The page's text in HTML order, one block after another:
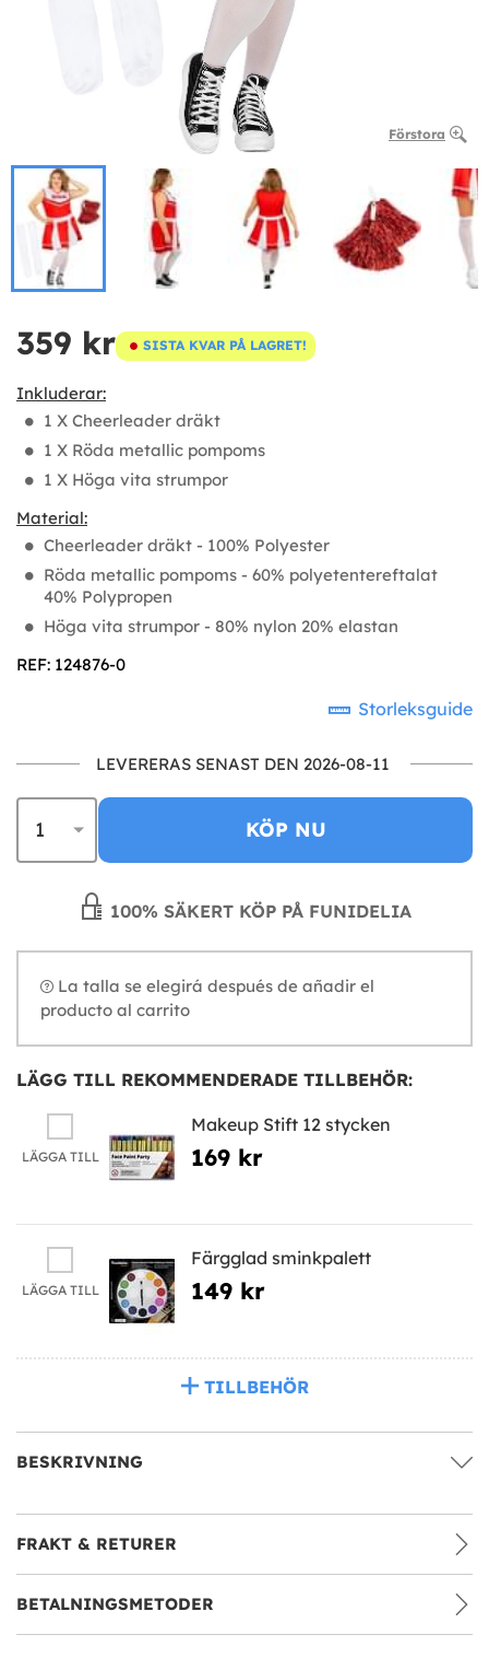
Förstora
359 kr SISTA KVAR PÅ LAGRET!
Inkluderar:
1 X Cheerleader dräkt
1 X Röda metallic pompoms
1 X Höga vita strumpor
Material:
Cheerleader dräkt - 100% Polyester
Röda metallic pompoms - 60% polyetentereftalat
40% Polypropen
Höga vita strumpor - 80% nylon 20% elastan
REF: 124876-0
Storleksguide
LEVERERAS SENAST DEN 2026-08-11
KÖP NU
100% SÄKERT KÖP PÅ FUNIDELIA
La talla se elegirá después de añadir el
producto al carrito
LÄGG TILL REKOMMENDERADE TILLBEHÖR:
LÄGGA TILL
Makeup Stift 12 stycken
169 kr
LÄGGA TILL
Färgglad sminkpalett
149 kr
TILLBEHÖR
BESKRIVNING
FRAKT & RETURER
BETALNINGSMETODER